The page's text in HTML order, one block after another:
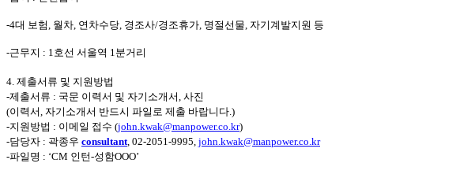
-4대 보험, 월차, 연차수당, 경조사/경조휴가, 명절선물, 자기계발지원 등
-근무지 : 1호선 서울역 1분거리
4. 제출서류 및 지원방법
-제출서류 : 국문 이력서 및 자기소개서, 사진
(이력서, 자기소개서 반드시 파일로 제출 바랍니다.)
-지원방법 : 이메일 접수 (john.kwak@manpower.co.kr)
-담당자 : 곽종우 consultant, 02-2051-9995, john.kwak@manpower.co.kr
-파일명 : ‘CM 인턴-성함OOO’